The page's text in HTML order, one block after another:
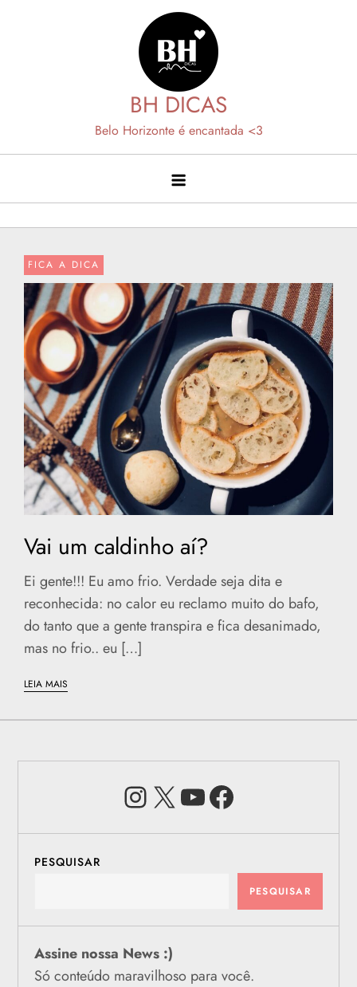
BH DICAS
Belo Horizonte é encantada <3
FICA A DICA
Vai um caldinho aí?
Ei gente!!! Eu amo frio. Verdade seja dita e
reconhecida: no calor eu reclamo muito do bafo,
do tanto que a gente transpira e fica desanimado,
mas no frio.. eu […]
LEIA MAIS
Instagram
X Youtube
PESQUISAR
PESQUISAR
Assine nossa News :)
Só conteúdo maravilhoso para você.